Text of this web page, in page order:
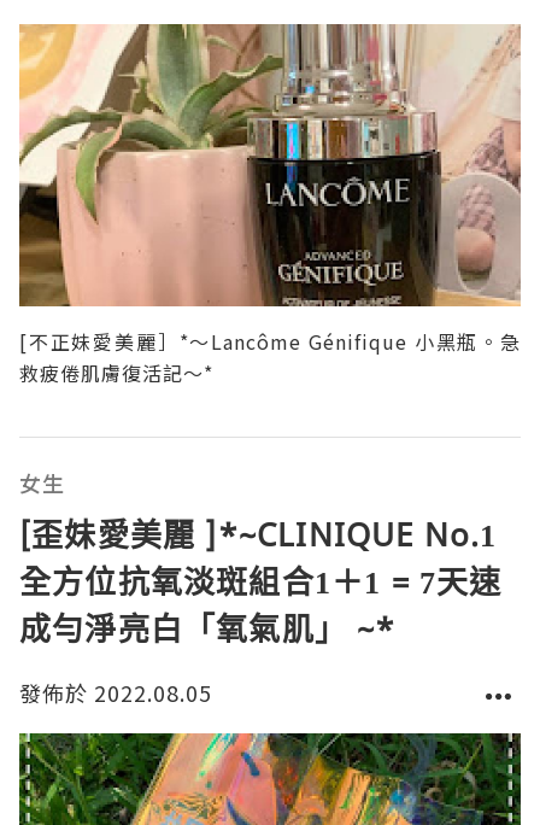
[不正妹愛美麗］*～Lancôme Génifique 小黑瓶。急
救疲倦肌膚復活記～*
女生
[歪妹愛美麗 ]*~CLINIQUE No.1
全方位抗氧淡斑組合1＋1 = 7天速
成勻淨亮白「氧氣肌」 ~*
發佈於 2022.08.05